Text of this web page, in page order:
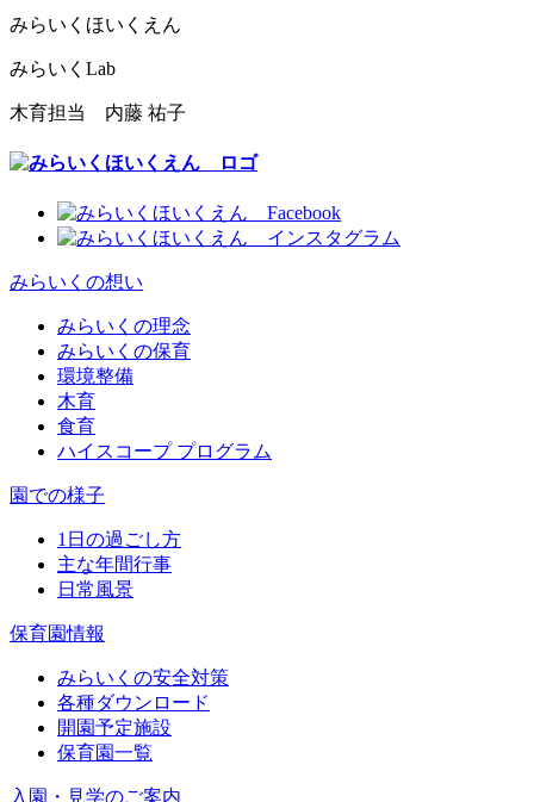
みらいくほいくえん
みらいくLab
木育担当 内藤 祐子
みらいくの想い
みらいくの理念
みらいくの保育
環境整備
木育
食育
ハイスコープ プログラム
園での様子
1日の過ごし方
主な年間行事
日常風景
保育園情報
みらいくの安全対策
各種ダウンロード
開園予定施設
保育園一覧
入園・見学のご案内